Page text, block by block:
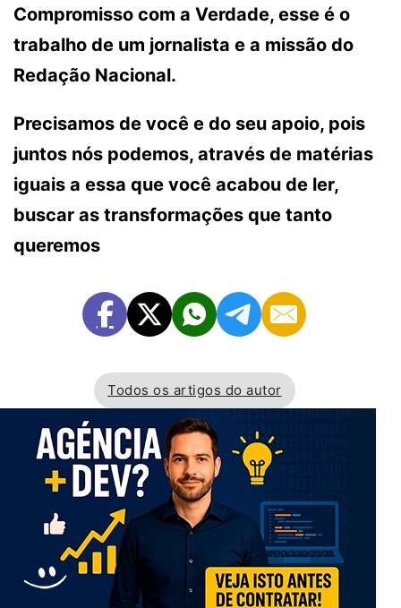
Compromisso com a Verdade, esse é o
trabalho de um jornalista e a missão do
Redação Nacional.
Precisamos de você e do seu apoio, pois
juntos nós podemos, através de matérias
iguais a essa que você acabou de ler,
buscar as transformações que tanto
queremos
Todos os artigos do autor